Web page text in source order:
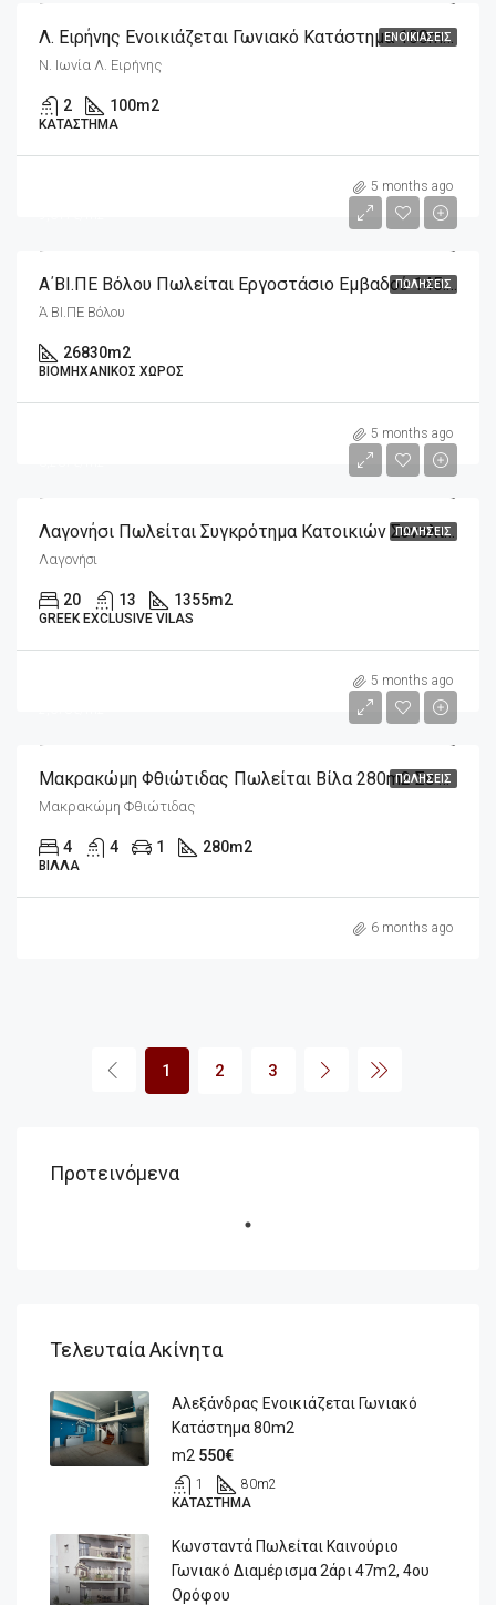
ΕΝΟΙΚΙΆΣΕΙΣΛ. Ειρήνης Ενοικιάζεται Γωνιακό Κατάστημα 100m2 Με 13m2 Πατάρι
Ν. Ιωνία Λ. Ειρήνης
2 100m2
ΚΑΤΆΣΤΗΜΑ
5 months ago
ΠΩΛΉΣΕΙΣΑ΄ΒΙ.ΠΕ Βόλου Πωλείται Εργοστάσιο Εμβαδού 145.570m2
Ά ΒΙ.ΠΕ Βόλου
26830m2
ΒΙΟΜΗΧΑΝΙΚΌΣ ΧΏΡΟΣ
5 months ago
ΠΩΛΉΣΕΙΣΛαγονήσι Πωλείται Συγκρότημα Κατοικιών Συνολικού Εμβαδού 1.355m2 Σε 5.252m2 Οικόπεδο Μπροστά Στη Θάλασσα
Λαγονήσι
20 13 1355m2
GREEK EXCLUSIVE VILAS
5 months ago
ΠΩΛΉΣΕΙΣ
Μακρακώμη Φθιώτιδας Πωλείται Βίλα 280m2 Σε 4.032m2 Οικόπεδο Με Πισίνα
Μακρακώμη Φθιώτιδας
4 4 1 280m2
ΒΊΛΛΑ
6 months ago
1 2 3
Προτεινόμενα
Τελευταία Ακίνητα
Αλεξάνδρας Ενοικιάζεται Γωνιακό
Κατάστημα 80m2
m2 550€
1 80m2
ΚΑΤΆΣΤΗΜΑ
Κωνσταντά Πωλείται Καινούριο
Γωνιακό Διαμέρισμα 2άρι 47m2, 4ου
Ορόφου